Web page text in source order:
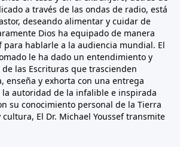
a través de las ondas de radio, está
deseando alimentar y cuidar de
Dios ha equipado de manera
para hablarle a la audiencia mundial. El
le ha dado un entendimiento y
las Escrituras que trascienden
enseña y exhorta con una entrega
la autoridad de la infalible e inspirada
su conocimiento personal de la Tierra
El Dr. Michael Youssef transmite